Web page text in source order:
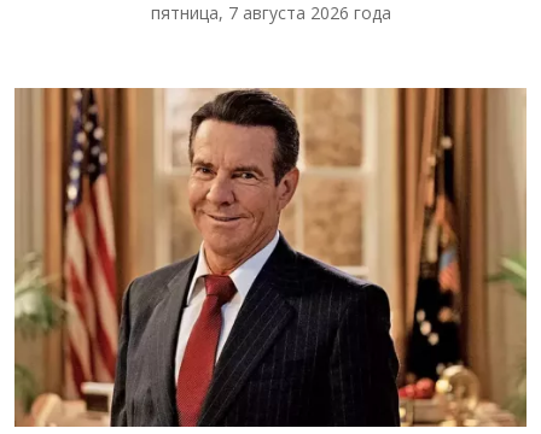
пятница, 7 августа 2026 года